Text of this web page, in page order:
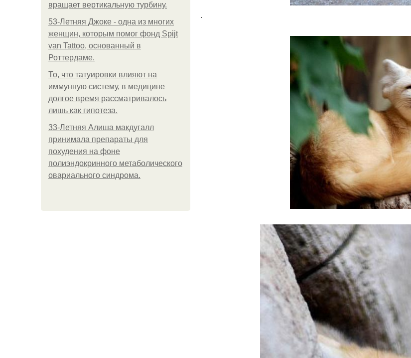
вращает вертикальную турбину.
53-Летняя Джоке - одна из многих
женщин, которым помог фонд Spijt
van Tattoo, основанный в
Роттердаме.
То, что татуировки влияют на
иммунную систему, в медицине
долгое время рассматривалось
лишь как гипотеза.
33-Летняя Алиша макдугалл
принимала препараты для
похудения на фоне
полиэндокринного метаболического
овариального синдрома.
.